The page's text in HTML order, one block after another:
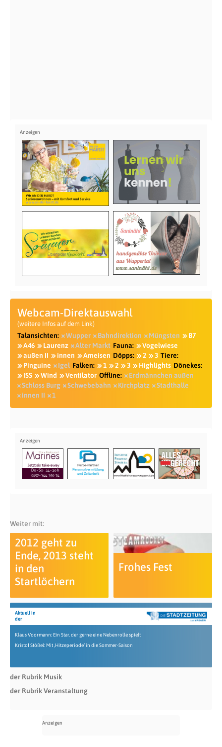
Webcam-Direktauswahl
(weitere Infos auf dem Link)
Talansichten: Wupper Bahndirektion Müngsten
B7
A46
Laurenz Alter Markt Fauna:
Vogelwiese
außen II
innen Ameisen Döpps: 2 3 Tiere:
Pinguine
Igel Falken: 1 2 3 Highlights Dönekes:
ISS
Wind Ventilator Offline:
Erdmännchen außen
Schloss Burg
Schwebebahn Kirchplatz
Stadthalle
innen II
1
Weiter mit:
2012 geht zu
Ende, 2013 steht
in den
Startlöchern
Frohes Fest
Aktuell in
der
Klaus Voormann: Ein Star, der gerne eine Nebenrolle spielt
Kristof Stößel: Mit ‚Hitzeperiode‘ in die Sommer-Saison
der Rubrik Musik
der Rubrik Veranstaltung